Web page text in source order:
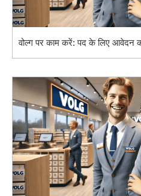
वोल्ग पर काम करें: पद के लिए आवेदन